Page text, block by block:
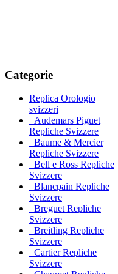
Categorie
Replica Orologio
svizzeri
Audemars Piguet
Repliche Svizzere
Baume & Mercier
Repliche Svizzere
Bell e Ross Repliche
Svizzere
Blancpain Repliche
Svizzere
Breguet Repliche
Svizzere
Breitling Repliche
Svizzere
Cartier Repliche
Svizzere